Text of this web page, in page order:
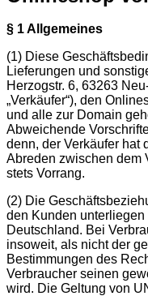
§ 1 Allgemeines
(1) Diese
Lieferungen und
Herzogstr. 6, 63263
„Verkäufer“), den
und alle zur Domain
Abweichende
denn, der Verkäufer hat
Abreden zwischen dem
stets Vorrang.
(2) Die
den Kunden
Deutschland. Bei
insoweit, als nicht der
Bestimmungen des
Verbraucher seinen
wird. Die Geltung von